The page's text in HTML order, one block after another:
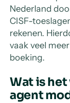
Nederland
CISF-
rekenen.
vaak veel
boeking.
Wat is
agent